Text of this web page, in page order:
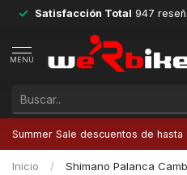
Satisfacción Total 947
MENÚ
Summer Sale descuentos de
Inicio /
Shimano Palanca